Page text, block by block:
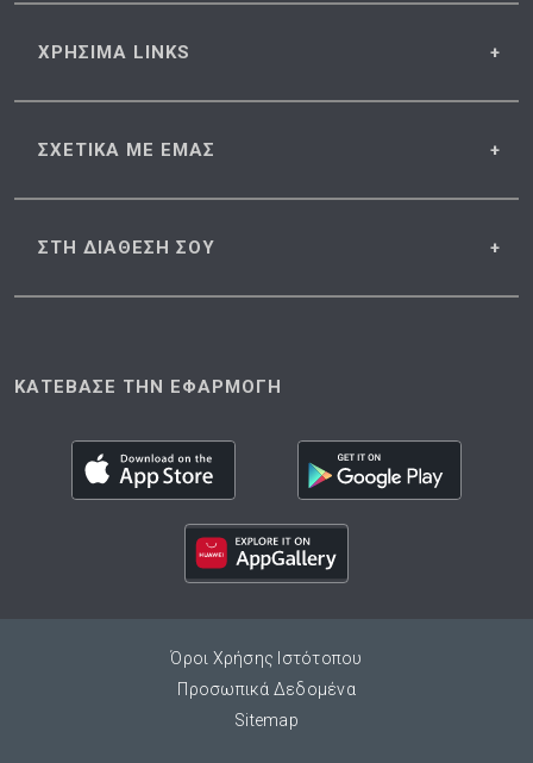
ΧΡΗΣΙΜΑ LINKS
ΣΧΕΤΙΚΑ ΜΕ ΕΜΑΣ
ΣΤΗ ΔΙΑΘΕΣΗ ΣΟΥ
ΚΑΤΕΒΑΣΕ ΤΗΝ ΕΦΑΡΜΟΓΗ
Όροι Χρήσης Ιστότοπου
Προσωπικά Δεδομένα
Sitemap